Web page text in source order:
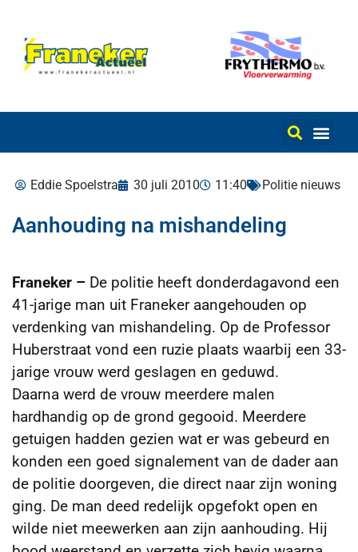
Eddie Spoelstra 30 juli 2010 11:40 Politie nieuws
Aanhouding na mishandeling
Franeker – De politie heeft donderdagavond een
41-jarige man uit Franeker aangehouden op
verdenking van mishandeling. Op de Professor
Huberstraat vond een ruzie plaats waarbij een 33-
jarige vrouw werd geslagen en geduwd.
Daarna werd de vrouw meerdere malen
hardhandig op de grond gegooid. Meerdere
getuigen hadden gezien wat er was gebeurd en
konden een goed signalement van de dader aan
de politie doorgeven, die direct naar zijn woning
ging. De man deed redelijk opgefokt open en
wilde niet meewerken aan zijn aanhouding. Hij